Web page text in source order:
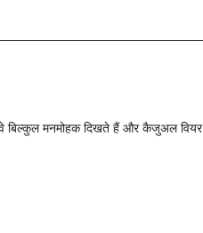
मनमोहक दिखते हैं और कैजुअल